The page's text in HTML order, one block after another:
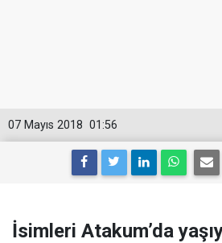
01:56
07 Mayıs 2018
İsimleri Atakum’da